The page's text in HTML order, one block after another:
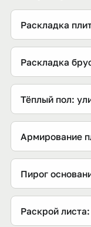
Раскладка
Раскладка
Тёплый пол:
Армирование
Пирог
Раскрой